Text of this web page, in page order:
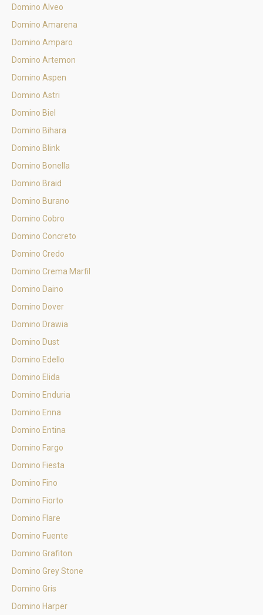
Domino Alveo
Domino Amarena
Domino Amparo
Domino Artemon
Domino Aspen
Domino Astri
Domino Biel
Domino Bihara
Domino Blink
Domino Bonella
Domino Braid
Domino Burano
Domino Cobro
Domino Concreto
Domino Credo
Domino Crema Marfil
Domino Daino
Domino Dover
Domino Drawia
Domino Dust
Domino Edello
Domino Elida
Domino Enduria
Domino Enna
Domino Entina
Domino Fargo
Domino Fiesta
Domino Fino
Domino Fiorto
Domino Flare
Domino Fuente
Domino Grafiton
Domino Grey Stone
Domino Gris
Domino Harper